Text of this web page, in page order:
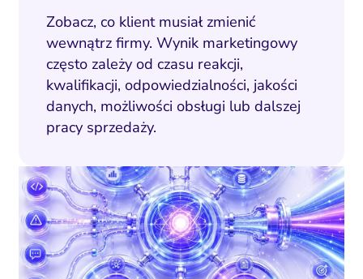
Zobacz, co klient musiał zmienić
wewnątrz firmy. Wynik marketingowy
często zależy od czasu reakcji,
kwalifikacji, odpowiedzialności, jakości
danych, możliwości obsługi lub dalszej
pracy sprzedaży.